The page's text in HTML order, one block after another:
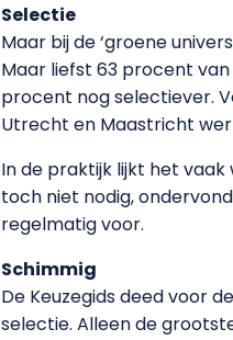
Selectie
Maar bij de ‘groene
Maar liefst 63 procent
procent nog selectiever.
Utrecht en Maastricht
In de praktijk lijkt het
toch niet nodig,
regelmatig voor.
Schimmig
De Keuzegids deed voor de
selectie. Alleen de